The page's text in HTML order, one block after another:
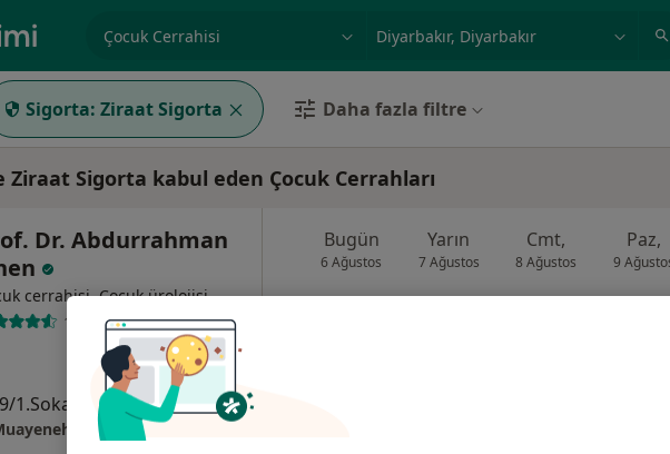
Sigorta: Ziraat Sigorta Daha fazla filtre
Ziraat Sigorta kabul eden Çocuk Cerrahları
Dr. Abdurrahman
cerrahisi, Çocuk ürolojisi
141 görüş
Medya Mahallesi 629/1.Sokak Mahabad Bulvarı Önya Park Plaza B Blok K:13 D:61, Diyarbakır •Harita
Bugün
6 Ağustos
Yarın
7 Ağustos
Cmt,
8 Ağustos
Paz,
9